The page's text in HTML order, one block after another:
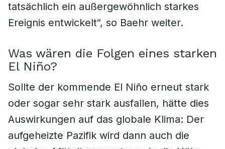
tatsächlich ein außergewöhnlich starkes
Ereignis entwickelt“, so Baehr weiter.
Was wären die Folgen eines starken
El Niño?
Sollte der kommende El Niño erneut stark
oder sogar sehr stark ausfallen, hätte dies
Auswirkungen auf das globale Klima: Der
aufgeheizte Pazifik wird dann auch die